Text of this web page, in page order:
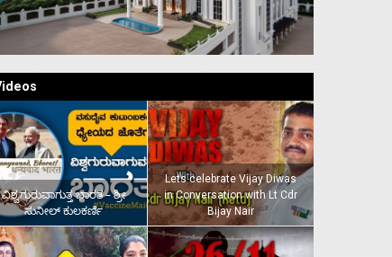
ವಿಶ್ವಗುರುವಾಗುತ್ತ ಭಾರತ – ಶ್ರೀ
ಸುನೀಲ್‌ ಕುಲಕರ್ಣಿ
Lets celebrate Vijay Diwas
in Conversation with Lt Cdr
Bijay Nair